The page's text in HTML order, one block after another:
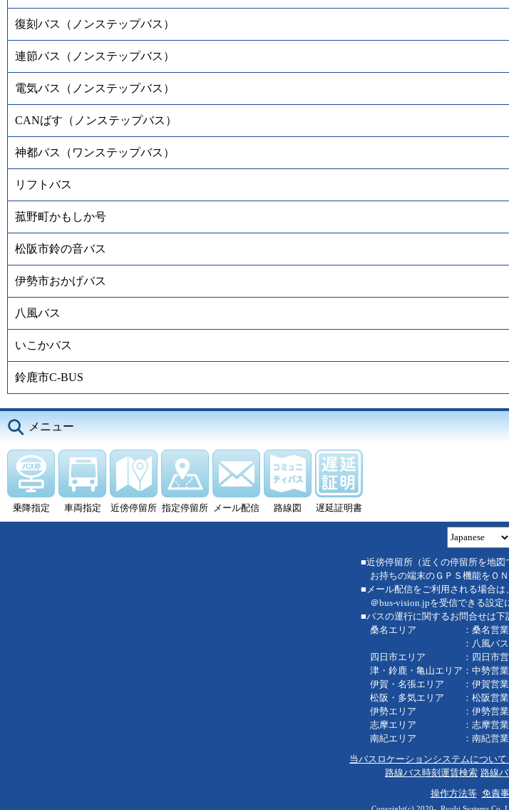
復刻バス（ノンステップバス）
連節バス（ノンステップバス）
電気バス（ノンステップバス）
CANばす（ノンステップバス）
神都バス（ワンステップバス）
リフトバス
菰野町かもしか号
松阪市鈴の音バス
伊勢市おかげバス
八風バス
いこかバス
鈴鹿市C-BUS
メニュー
乗降指定 車両指定 近傍停留所 指定停留所 メール配信 路線図 遅延証明書
■近傍停留所（近くの停留所を地図
お持ちの端末のＧＰＳ機能をＯＮ
■メール配信をご利用される場合は
＠bus-vision.jpを受信できる設定
■バスの運行に関するお問合せは下
桑名エリア ：桑名営業
：八風バス
四日市エリア ：四日市営
津・鈴鹿・亀山エリア：中勢営
伊賀・名張エリア ：伊賀営
松阪・多気エリア ：松阪営
伊勢エリア ：伊勢営業
志摩エリア ：志摩営業
南紀エリア ：南紀営業
当バスロケーションシステムについて
路線バス時刻運賃検索 路線
操作方法等 免責